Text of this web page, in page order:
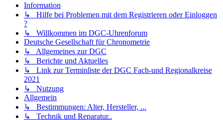
Information
↳ Hilfe bei Problemen mit dem Registrieren oder Einloggen
?
↳ Willkommen im DGC-Uhrenforum
Deutsche Gesellschaft für Chronometrie
↳ Allgemeines zur DGC
↳ Berichte und Aktuelles
↳ Link zur Terminliste der DGC Fach-und Regionalkreise
2021
↳ Nutzung
Allgemein
↳ Bestimmungen: Alter, Hersteller, ...
↳ Technik und Reparatur..